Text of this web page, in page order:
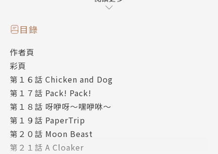
───｜故事簡介｜───
變成超人的乙田艾莉轉學到「獸化超人」黑原時央的高
中。
艾莉在上學途中迷路時，剛好遇到東吾妻。
看到時央正在為超人人生迷惘，
身為摯友的吾妻陪伴在時央身邊的同時，
發現自己的內心也開始出現極大的迷惘。
目錄
作者頁
彩頁
第１６話 Chicken and Dog
第１７話 Pack! Pack!
第１８話 呀咿呀～嘿咿咻～
第１９話 PaperTrip
第２０話 Moon Beast
第２１話 A Cloaker